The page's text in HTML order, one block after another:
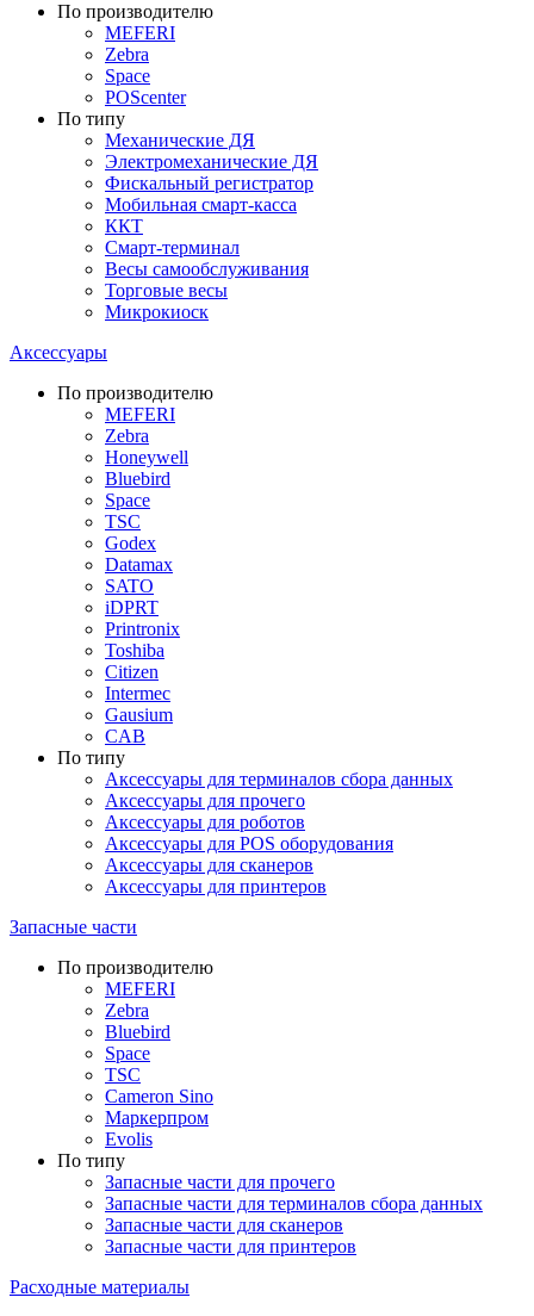
По производителю
MEFERI
Zebra
Space
POScenter
По типу
Механические ДЯ
Электромеханические ДЯ
Фискальный регистратор
Мобильная смарт-касса
ККТ
Смарт-терминал
Весы самообслуживания
Торговые весы
Микрокиоск
Аксессуары
По производителю
MEFERI
Zebra
Honeywell
Bluebird
Space
TSC
Godex
Datamax
SATO
iDPRT
Printronix
Toshiba
Citizen
Intermec
Gausium
CAB
По типу
Аксессуары для терминалов сбора данных
Аксессуары для прочего
Аксессуары для роботов
Аксессуары для POS оборудования
Аксессуары для сканеров
Аксессуары для принтеров
Запасные части
По производителю
MEFERI
Zebra
Bluebird
Space
TSC
Cameron Sino
Маркерпром
Evolis
По типу
Запасные части для прочего
Запасные части для терминалов сбора данных
Запасные части для сканеров
Запасные части для принтеров
Расходные материалы